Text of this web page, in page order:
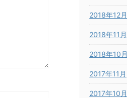
2018年12月
2018年11月
2018年10月
2017年11月
2017年10月